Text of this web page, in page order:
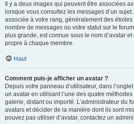
Il y a deux images qui peuvent être associées
lorsque vous consultez les messages d’un sujet.
associée à votre rang, généralement des
nombre de messages ou votre statut sur le
plus grande, est connue sous le nom d’avatar
propre à chaque membre.
Haut
Comment puis-je afficher un avatar ?
Depuis votre panneau d’utilisateur, dans
un avatar en utilisant l’une des quatre méthodes
galerie, distant ou importé. L’administrateur du
avatars et décider de la manière dont ils sont
pouvez pas utiliser d’avatar, contactez un